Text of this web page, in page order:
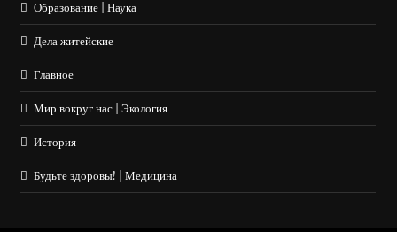
Образование | Наука
Дела житейские
Главное
Мир вокруг нас | Экология
История
Будьте здоровы! | Медицина